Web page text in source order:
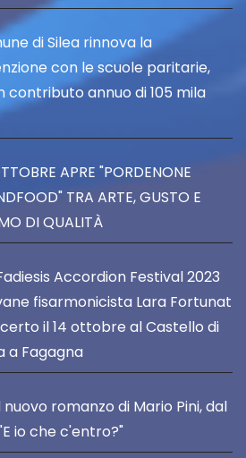
di Silea rinnova la
con le scuole paritarie,
contributo annuo di 105 mila
APRE "PORDENONE
TRA ARTE, GUSTO E
DI QUALITÀ
Accordion Festival 2023
fisarmonicista Lara Fortunat
il 14 ottobre al Castello di
a Fagagna
nuovo romanzo di Mario Pini, dal
io che c'entro?"